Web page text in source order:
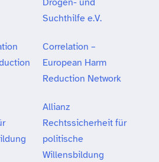
Suchthilfe e.V.
Correlation –
European Harm
Reduction Network
Allianz
Rechtssicherheit für
politische
Willensbildung